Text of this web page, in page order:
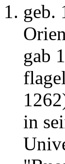
geb.
gab
in